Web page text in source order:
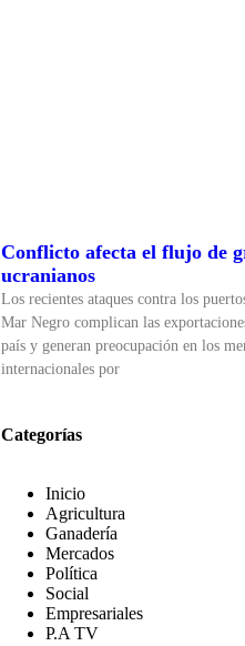
Conflicto afecta el flujo de
ucranianos
Los recientes ataques contra los
Mar Negro complican las
país y generan preocupación en los
internacionales por
Categorías
Inicio
Agricultura
Ganadería
Mercados
Política
Social
Empresariales
P.A TV